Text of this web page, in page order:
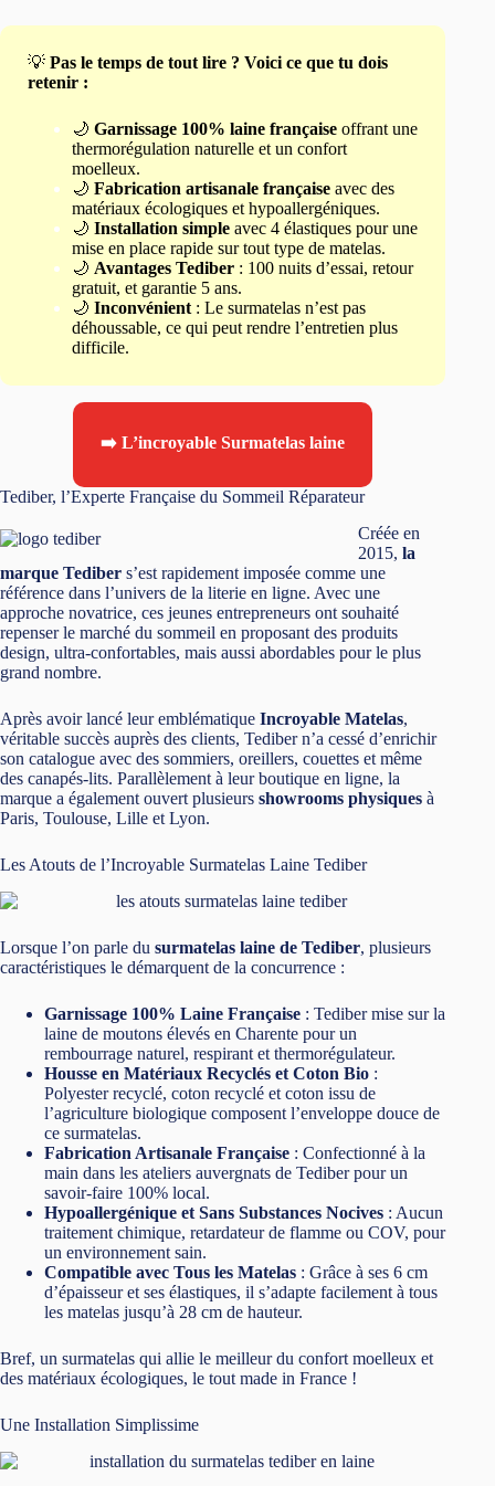
💡 Pas le temps de tout lire ? Voici ce que tu dois
retenir :
🌙 Garnissage 100% laine française offrant une
thermorégulation naturelle et un confort
moelleux.
🌙 Fabrication artisanale française avec des
matériaux écologiques et hypoallergéniques.
🌙 Installation simple avec 4 élastiques pour une
mise en place rapide sur tout type de matelas.
🌙 Avantages Tediber : 100 nuits d’essai, retour
gratuit, et garantie 5 ans.
🌙 Inconvénient : Le surmatelas n’est pas
déhoussable, ce qui peut rendre l’entretien plus
difficile.
➡️ L’incroyable Surmatelas laine
Tediber, l’Experte Française du Sommeil Réparateur
Créée en
2015, la
marque Tediber s’est rapidement imposée comme une
référence dans l’univers de la literie en ligne. Avec une
approche novatrice, ces jeunes entrepreneurs ont souhaité
repenser le marché du sommeil en proposant des produits
design, ultra-confortables, mais aussi abordables pour le plus
grand nombre.
Après avoir lancé leur emblématique Incroyable Matelas,
véritable succès auprès des clients, Tediber n’a cessé d’enrichir
son catalogue avec des sommiers, oreillers, couettes et même
des canapés-lits. Parallèlement à leur boutique en ligne, la
marque a également ouvert plusieurs showrooms physiques à
Paris, Toulouse, Lille et Lyon.
Les Atouts de l’Incroyable Surmatelas Laine Tediber
Lorsque l’on parle du surmatelas laine de Tediber, plusieurs
caractéristiques le démarquent de la concurrence :
Garnissage 100% Laine Française : Tediber mise sur la
laine de moutons élevés en Charente pour un
rembourrage naturel, respirant et thermorégulateur.
Housse en Matériaux Recyclés et Coton Bio :
Polyester recyclé, coton recyclé et coton issu de
l’agriculture biologique composent l’enveloppe douce de
ce surmatelas.
Fabrication Artisanale Française : Confectionné à la
main dans les ateliers auvergnats de Tediber pour un
savoir-faire 100% local.
Hypoallergénique et Sans Substances Nocives : Aucun
traitement chimique, retardateur de flamme ou COV, pour
un environnement sain.
Compatible avec Tous les Matelas : Grâce à ses 6 cm
d’épaisseur et ses élastiques, il s’adapte facilement à tous
les matelas jusqu’à 28 cm de hauteur.
Bref, un surmatelas qui allie le meilleur du confort moelleux et
des matériaux écologiques, le tout made in France !
Une Installation Simplissime